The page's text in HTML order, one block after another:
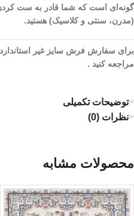
گونه‌ای است که شما قادر به ست کردن
(مدرن، سنتی و کلاسیک) هستید.
برای سفارش فرش سایز غیر استاندارد
مراجعه کنید .
توضیحات تکمیلی
نظرات (0)
محصولات مشابه